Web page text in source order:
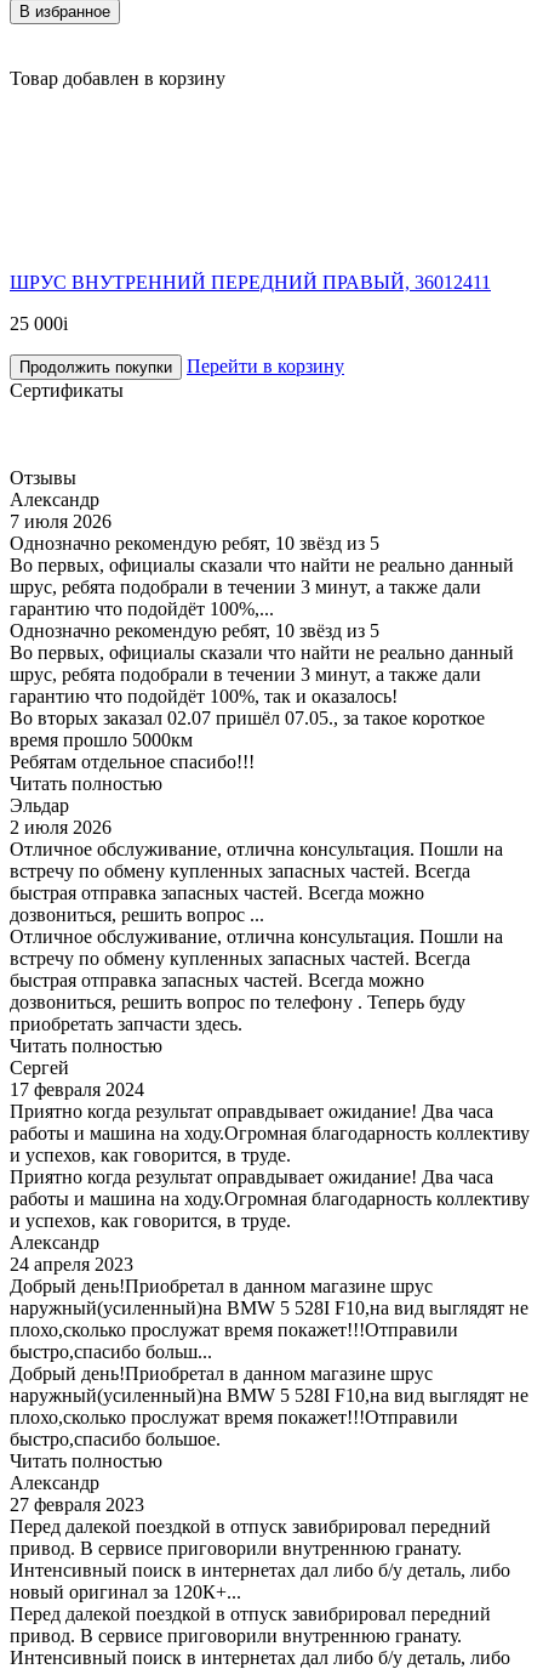
В избранное
Товар добавлен в корзину
ШРУС ВНУТРЕННИЙ ПЕРЕДНИЙ ПРАВЫЙ, 36012411
25 000i
Продолжить покупки
Перейти в корзину
Сертификаты
Отзывы
Александр
7 июля 2026
Однозначно рекомендую ребят, 10 звёзд из 5
Во первых, официалы сказали что найти не реально данный
шрус, ребята подобрали в течении 3 минут, а также дали
гарантию что подойдёт 100%,...
Однозначно рекомендую ребят, 10 звёзд из 5
Во первых, официалы сказали что найти не реально данный
шрус, ребята подобрали в течении 3 минут, а также дали
гарантию что подойдёт 100%, так и оказалось!
Во вторых заказал 02.07 пришёл 07.05., за такое короткое
время прошло 5000км
Ребятам отдельное спасибо!!!
Читать полностью
Эльдар
2 июля 2026
Отличное обслуживание, отлична консультация. Пошли на
встречу по обмену купленных запасных частей. Всегда
быстрая отправка запасных частей. Всегда можно
дозвониться, решить вопрос ...
Отличное обслуживание, отлична консультация. Пошли на
встречу по обмену купленных запасных частей. Всегда
быстрая отправка запасных частей. Всегда можно
дозвониться, решить вопрос по телефону . Теперь буду
приобретать запчасти здесь.
Читать полностью
Сергей
17 февраля 2024
Приятно когда результат оправдывает ожидание! Два часа
работы и машина на ходу.Огромная благодарность коллективу
и успехов, как говорится, в труде.
Приятно когда результат оправдывает ожидание! Два часа
работы и машина на ходу.Огромная благодарность коллективу
и успехов, как говорится, в труде.
Александр
24 апреля 2023
Добрый день!Приобретал в данном магазине шрус
наружный(усиленный)на BMW 5 528I F10,на вид выглядят не
плохо,сколько прослужат время покажет!!!Отправили
быстро,спасибо больш...
Добрый день!Приобретал в данном магазине шрус
наружный(усиленный)на BMW 5 528I F10,на вид выглядят не
плохо,сколько прослужат время покажет!!!Отправили
быстро,спасибо большое.
Читать полностью
Александр
27 февраля 2023
Перед далекой поездкой в отпуск завибрировал передний
привод. В сервисе приговорили внутреннюю гранату.
Интенсивный поиск в интернетах дал либо б/у деталь, либо
новый оригинал за 120К+...
Перед далекой поездкой в отпуск завибрировал передний
привод. В сервисе приговорили внутреннюю гранату.
Интенсивный поиск в интернетах дал либо б/у деталь, либо